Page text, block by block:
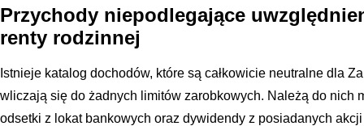
Przychody niepodlegające
renty rodzinnej
Istnieje katalog dochodów, które są całkowicie neutralne dla
wliczają się do żadnych limitów zarobkowych. Należą do nich
odsetki z lokat bankowych oraz dywidendy z posiadanych